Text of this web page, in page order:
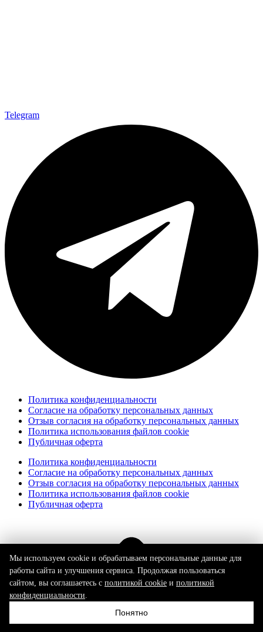
Мы используем cookie и обрабатываем персональные данные для
работы сайта и улучшения сервиса. Продолжая пользоваться
сайтом, вы соглашаетесь с политикой cookie и политикой
конфиденциальности.
Понятно
Telegram
Политика конфиденциальности
Согласие на обработку персональных данных
Отзыв согласия на обработку персональных данных
Политика использования файлов cookie
Публичная оферта
Политика конфиденциальности
Согласие на обработку персональных данных
Отзыв согласия на обработку персональных данных
Политика использования файлов cookie
Публичная оферта